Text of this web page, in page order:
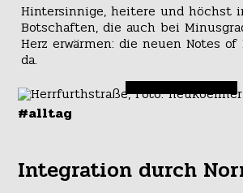
Hintersinnige, heitere und höchst
Botschaften, die auch bei
Herz erwärmen: die neuen Notes
da.
#alltag
Integration durch